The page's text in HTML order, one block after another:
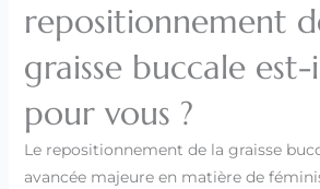
repositionnement
graisse buccale
pour vous ?
Le repositionnement de la graisse
avancée majeure en matière de